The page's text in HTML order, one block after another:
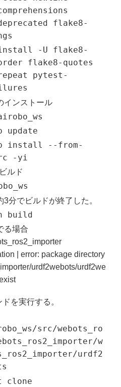
flake8-
-U flake8-
flake8-quotes
pytest-
インストール
update
install --from-
-yi
ルド
分でビルドが終了した。
build
る場合
| error: package directory
urdf2webots/urdf2we
を実行する。
src/webots_ro
w
urdf2
clone